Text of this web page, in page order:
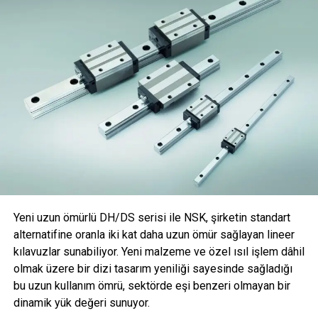
müşterimizin kullandığı Valmet otomasyon sistemleri,
güvenilir birer veri kaynağıdır. Bu kaynaklardan derlenen
veriler, müşterilerimizin diğer kağıt fabrikaları ve
tesislerindeki sistemlerden elde edilen bilgilerle bir araya
getirildiğinde inanılmaz büyüklükte bir veri kaynağı ortaya
çıkmaktadır. Sistemlerimizin müşterilerimize olan en büyük
yararı, uzmanlarımızın hangi verileri analiz edecek ve
bunları nasıl kullanacaklarını çok iyi bilmeleridir. Bu bilgi ve
birikim, Endüstriyel Internet uygulamalarımız ve
hizmetlerimizin temelini oluşturmaktadır.” Dört
Yeni uzun ömürlü DH/DS serisi ile NSK, şirketin standart
alternatifine oranla iki kat daha uzun ömür sağlayan lineer
kılavuzlar sunabiliyor. Yeni malzeme ve özel ısıl işlem dâhil
olmak üzere bir dizi tasarım yeniliği sayesinde sağladığı
bu uzun kullanım ömrü, sektörde eşi benzeri olmayan bir
dinamik yük değeri sunuyor.